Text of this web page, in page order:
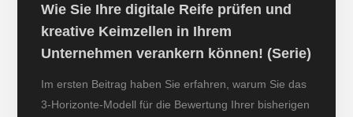
Wie Sie Ihre digitale Reife prüfen und
kreative Keimzellen in Ihrem
Unternehmen verankern können! (Serie)
Im ersten Beitrag haben Sie erfahren, warum Sie das
3-Horizonte-Modell für die Bewertung Ihrer bisherigen